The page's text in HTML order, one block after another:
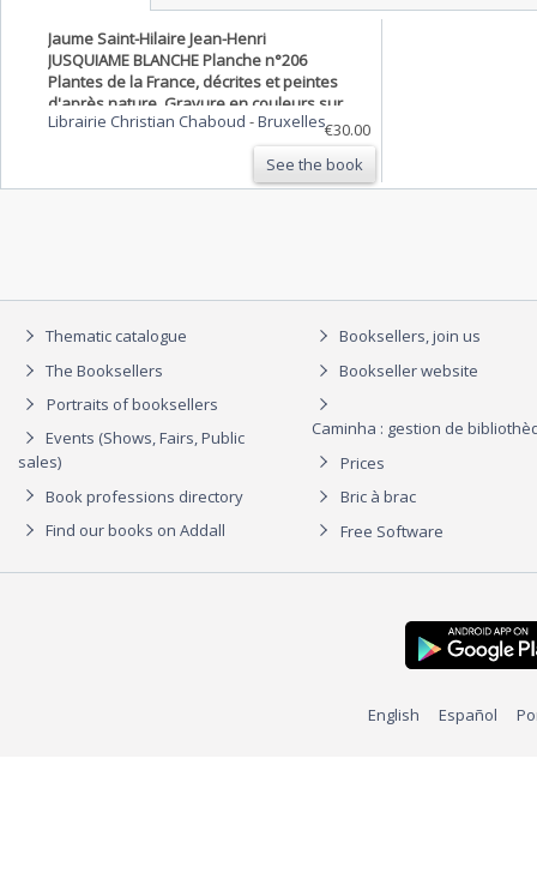
Jaume Saint-Hilaire Jean-Henri
JUSQUIAME BLANCHE Planche n°206
Plantes de la France, décrites et peintes
d'après nature. Gravure en couleurs sur
cuivre au format 21x27cm. (BOTANIQUE)
Librairie Christian Chaboud -Bruxelles€30.00
See the book
Thematic catalogue
The Booksellers
Portraits of booksellers
Events (Shows, Fairs, Public
sales)
Book professions directory
Find our books on Addall
Booksellers, join us
Bookseller website
Caminha : gestion de
Prices
Bric à brac
Free Software
English Español